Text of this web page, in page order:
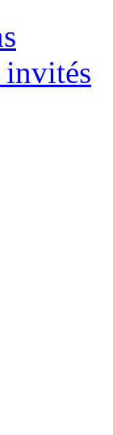
invités